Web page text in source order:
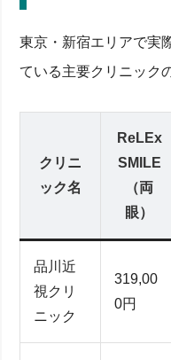
東京・新宿エリアで実
ている主要クリニック
クリニ
ック名
ReLEx
SMILE
（両
眼）
品川近
視クリ
ニック
319,00
0円